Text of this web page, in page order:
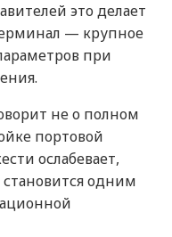
это делает
— крупное
при
не о полном
портовой
ослабевает,
одним